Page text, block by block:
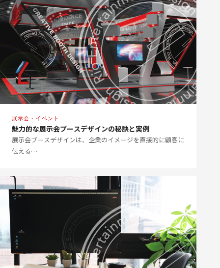
展示会・イベント
魅力的な展示会ブースデザインの秘訣と実例
展示会ブースデザインは、企業のイメージを直接的に顧客に
伝える…